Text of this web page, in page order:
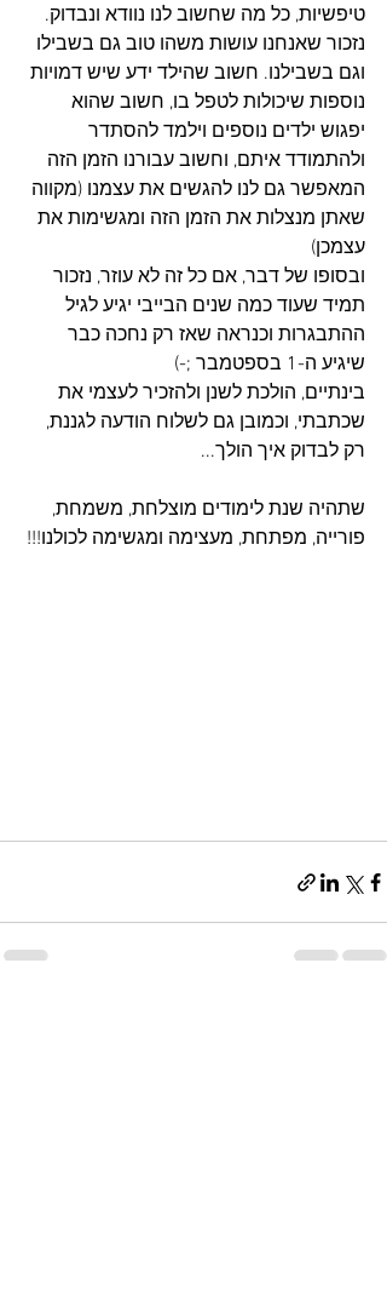
טיפשיות, כל מה שחשוב לנו נוודא ונבדוק.
נזכור שאנחנו עושות משהו טוב גם בשבילו
וגם בשבילנו. חשוב שהילד ידע שיש דמויות
נוספות שיכולות לטפל בו, חשוב שהוא
יפגוש ילדים נוספים וילמד להסתדר
ולהתמודד איתם, וחשוב עבורנו הזמן הזה
המאפשר גם לנו להגשים את עצמנו (מקווה
שאתן מנצלות את הזמן הזה ומגשימות את
עצמכן)
ובסופו של דבר, אם כל זה לא עוזר, נזכור
תמיד שעוד כמה שנים הבייבי יגיע לגיל
ההתבגרות וכנראה שאז רק נחכה כבר
שיגיע ה-1 בספטמבר ;-)
בינתיים, הולכת לשנן ולהזכיר לעצמי את
שכתבתי, וכמובן גם לשלוח הודעה לגננת,
רק לבדוק איך הולך...
שתהיה שנת לימודים מוצלחת, משמחת,
פורייה, מפתחת, מעצימה ומגשימה לכולנו!!!